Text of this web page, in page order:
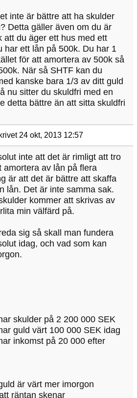
inte är bättre att ha skulder
Detta gäller även om du är
att du äger ett hus med ett
har ett lån på 500k. Du har 1
för att amortera av 500k så
När så SHTF kan du
kanske bara 1/3 av ditt guld
nu sitter du skuldfri med en
detta bättre än att sitta skuldfri
24 okt, 2013 12:57
inte att det är rimligt att tro
amortera av lån på flera
är att det är bättre att skaffa
lån. Det är inte samma sak.
kommer att skrivas av
min välfärd på.
sig så skall man fundera
idag, och vad som kan
skulder på 2 200 000 SEK
guld värt 100 000 SEK idag
inkomst på 20 000 efter
är värt mer imorgon
räntan skenar